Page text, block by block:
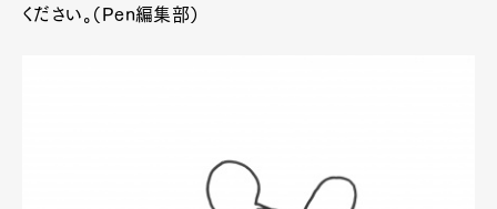
ください。（Pen編集部）